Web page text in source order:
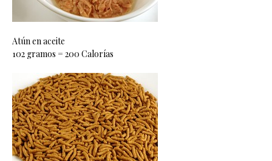
Atún en aceite
102 gramos = 200 Calorías